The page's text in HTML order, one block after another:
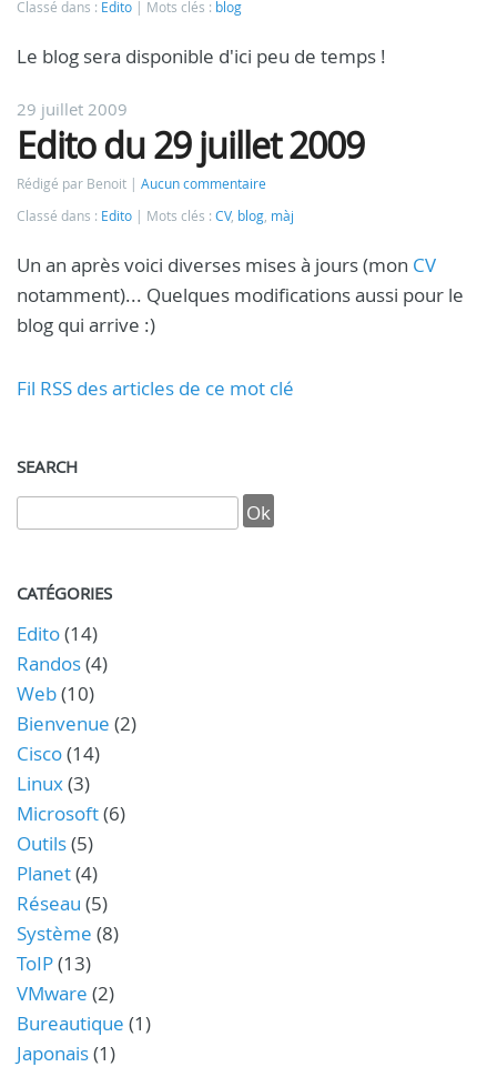
Classé dans : Edito Mots clés : blog
Le blog sera disponible d'ici peu de temps !
29 juillet 2009
Edito du 29 juillet 2009
Rédigé par Benoit
Aucun commentaire
Classé dans : Edito Mots clés : CV, blog, màj
Un an après voici diverses mises à jours (mon CV
notamment)... Quelques modifications aussi pour le
blog qui arrive :)
Fil RSS des articles de ce mot clé
SEARCH
CATÉGORIES
Edito(14)
Randos(4)
Web(10)
Bienvenue (2)
Cisco(14)
Linux(3)
Microsoft(6)
Outils(5)
Planet(4)
Réseau (5)
Système (8)
ToIP(13)
VMware (2)
Bureautique (1)
Japonais(1)